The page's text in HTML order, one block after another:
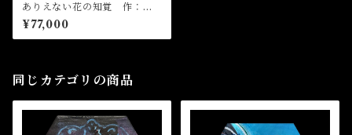
ありえない花の知覚 作：浅
野サキ
¥77,000
同じカテゴリの商品